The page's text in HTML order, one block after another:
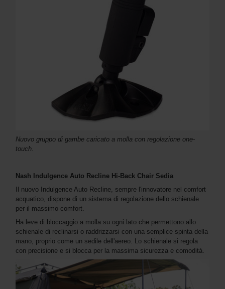
Nuovo gruppo di gambe caricato a molla con regolazione one-
touch.
Nash Indulgence Auto Recline Hi-Back Chair Sedia
Il nuovo Indulgence Auto Recline, sempre l'innovatore nel comfort
acquatico, dispone di un sistema di regolazione dello schienale
per il massimo comfort.
Ha leve di bloccaggio a molla su ogni lato che permettono allo
schienale di reclinarsi o raddrizzarsi con una semplice spinta della
mano, proprio come un sedile dell'aereo. Lo schienale si regola
con precisione e si blocca per la massima sicurezza e comodità.